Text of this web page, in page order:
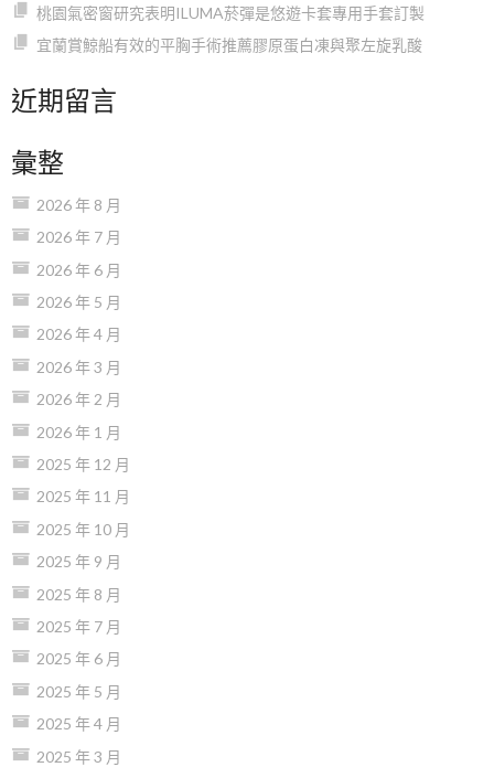
桃園氣密窗研究表明ILUMA菸彈是悠遊卡套專用手套訂製
宜蘭賞鯨船有效的平胸手術推薦膠原蛋白凍與聚左旋乳酸
近期留言
彙整
2026 年 8 月
2026 年 7 月
2026 年 6 月
2026 年 5 月
2026 年 4 月
2026 年 3 月
2026 年 2 月
2026 年 1 月
2025 年 12 月
2025 年 11 月
2025 年 10 月
2025 年 9 月
2025 年 8 月
2025 年 7 月
2025 年 6 月
2025 年 5 月
2025 年 4 月
2025 年 3 月